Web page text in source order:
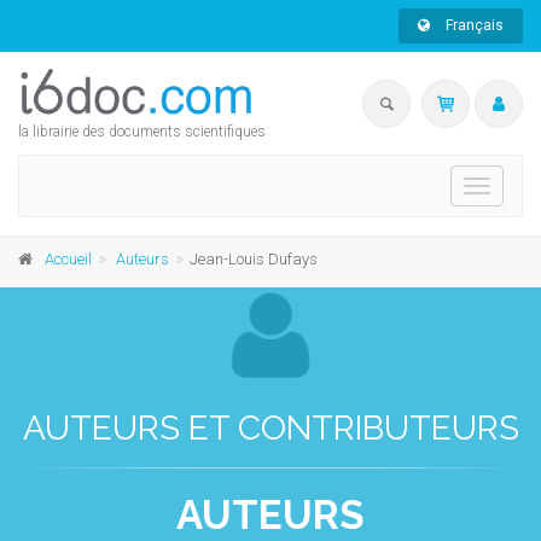
Français
la librairie des documents scientifiques
Toggle
Accueil Auteurs Jean-Louis Dufays
AUTEURS ET CONTRIBUTEURS
AUTEURS